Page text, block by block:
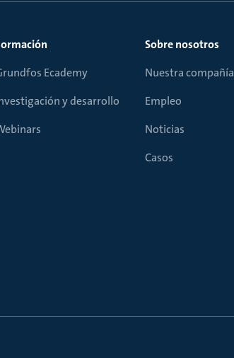
Ecademy
y desarrollo
Sobre nosotros
Nuestra compañía
Empleo
Noticias
Casos